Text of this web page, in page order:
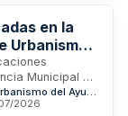
en la
Urbanismo
Municipal de
centralita
telefonía móvil
2026